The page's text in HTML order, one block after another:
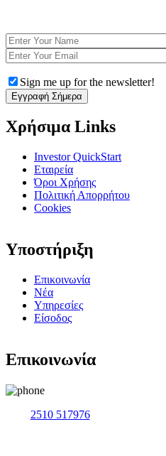
Sign me up for the newsletter!
Χρήσιμα Links
Investor QuickStart
Εταιρεία
Όροι Χρήσης
Πολιτική Απορρήτου
Cookies
Υποστήριξη
Επικοινωνία
Νέα
Υπηρεσίες
Είσοδος
Επικοινωνία
2510 517976